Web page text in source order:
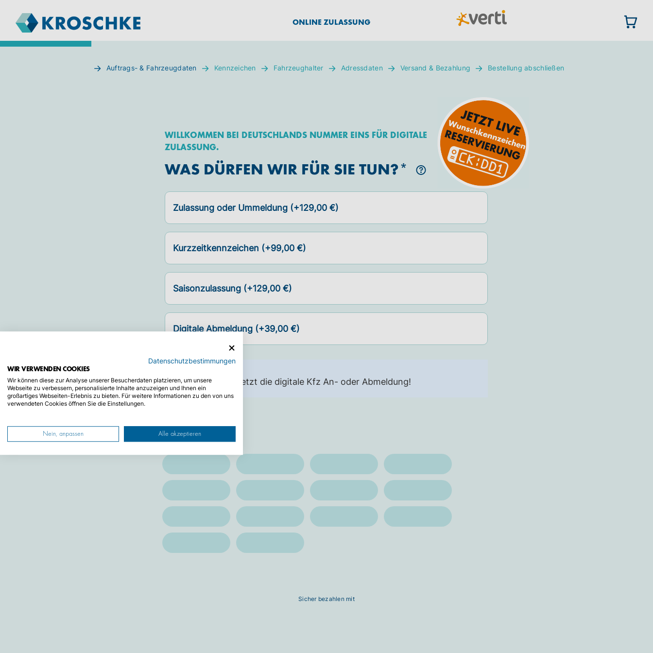
ONLINE ZULASSUNG
Auftrags- & Fahrzeugdaten Kennzeichen Fahrzeughalter Adressdaten Versand & Bezahlung Bestellung abschließen
WAS DÜRFEN WIR FÜR SIE TUN?
WILLKOMMEN BEI DEUTSCHLANDS NUMMER EINS FÜR DIGITALE
ZULASSUNG.
Zulassung oder Ummeldung (+129,00 €)
Kurzzeitkennzeichen (+99,00 €)
Saisonzulassung (+129,00 €)
Digitale Abmeldung (+39,00 €)
Starten Sie jetzt die digitale Kfz An- oder Abmeldung!
Sicher bezahlen mit
Datenschutzbestimmungen
WIR VERWENDEN COOKIES
Wir können diese zur Analyse unserer Besucherdaten platzieren, um unsere
Webseite zu verbessern, personalisierte Inhalte anzuzeigen und Ihnen ein
großartiges Webseiten-Erlebnis zu bieten. Für weitere Informationen zu den von uns
verwendeten Cookies öffnen Sie die Einstellungen.
Nein, anpassen Alle akzeptieren